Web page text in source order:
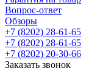
Вопрос-ответ
Обзоры
+7 (8202) 28‑61-65
+7 (8202) 28‑61-65
+7 (8202) 20‑30-66
Заказать звонок